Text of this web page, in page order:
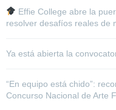
Effie College abre la
resolver desafíos reales de
Ya está abierta la
“En equipo está chido”:
Concurso Nacional de Arte